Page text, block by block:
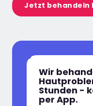
Wir
Stunden -
per App.
Jetzt behandeln